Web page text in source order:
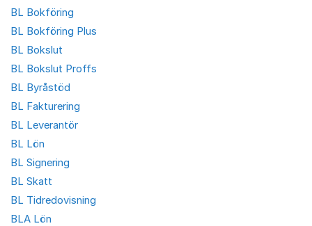
BL Bokföring
BL Bokföring Plus
BL Bokslut
BL Bokslut Proffs
BL Byråstöd
BL Fakturering
BL Leverantör
BL Lön
BL Signering
BL Skatt
BL Tidredovisning
BLA Lön